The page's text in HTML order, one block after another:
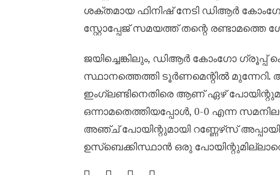
ശക്തമായ ഫിനിഷ് നേടി ഡിആർ
സ്റ്റോപ്പേജ് സമയത്ത് തന്റെ രണ്ടാമത്തെ
ജയിച്ചെങ്കിലും, ഡിആർ കോംഗോ ഗ്രൂപ്പ്
സ്ഥാനത്തെത്തി ടൂർണമെന്റിൽ
ഇംഗ്ലണ്ടിനെതിരെ ആണ് ഏഴ്
ഒന്നാമതെത്തിയപ്പോൾ, 0-0 എന്ന
അഞ്ച് പോയിന്റുമായി റണ്ണേഴ്‌സ് അപ്പായി
ഉസ്ബെക്കിസ്ഥാൻ ഒരു